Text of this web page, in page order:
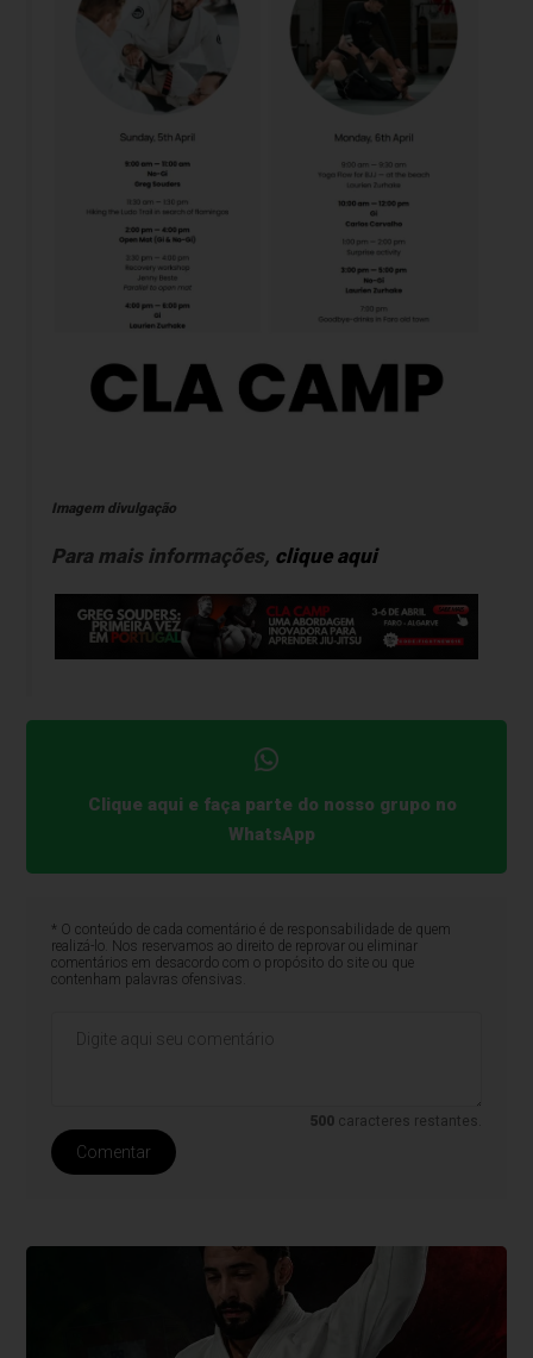
Imagem divulgação
Para mais informações, clique aqui
Clique aqui e faça parte do nosso grupo no
WhatsApp
* O conteúdo de cada comentário é de responsabilidade de quem
realizá-lo. Nos reservamos ao direito de reprovar ou eliminar
comentários em desacordo com o propósito do site ou que
contenham palavras ofensivas.
500 caracteres restantes.
Comentar